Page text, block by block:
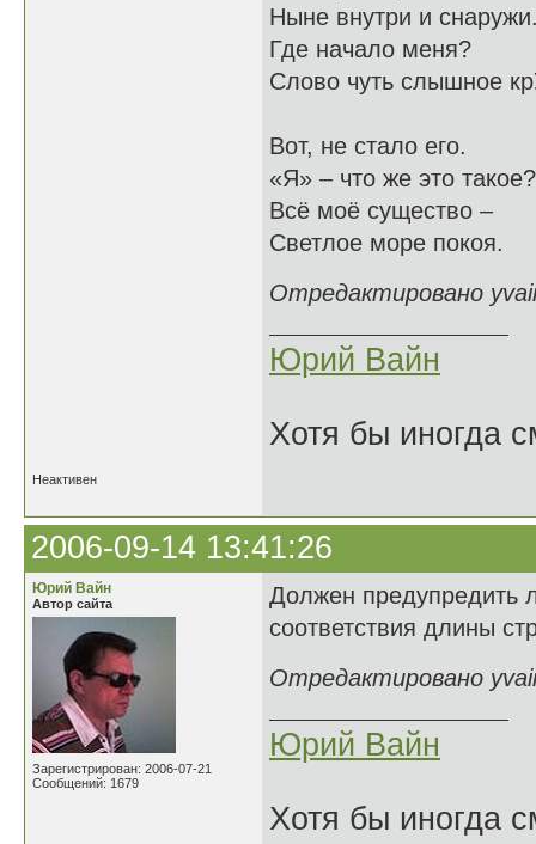
Ныне внутри и
Где начало меня?
Слово чуть слышное
Вот, не стало его.
«Я» – что же это такое?
Всё моё существо –
Светлое море покоя.
Отредактировано
Юрий Вайн
Хотя бы иногда
Неактивен
2006-09-14 13:41:26
Юрий Вайн
Автор сайта
Зарегистрирован: 2006-07-21
Сообщений: 1679
Должен предупредить
соответствия длины
Отредактировано
Юрий Вайн
Хотя бы иногда